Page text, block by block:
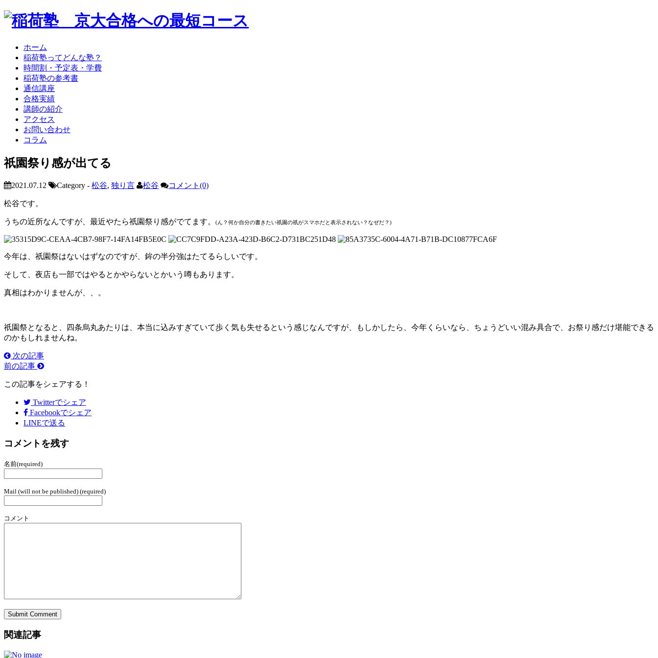
ホーム
稲荷塾ってどんな塾？
時間割・予定表・学費
稲荷塾の参考書
通信講座
合格実績
講師の紹介
アクセス
お問い合わせ
コラム
祇園祭り感が出てる
2021.07.12 Category - 松谷, 独り言 松谷 コメント(0)
松谷です。
うちの近所なんですが、最近やたら祇園祭り感がでてます。 (ん？何か自分の書きたい祇園の祇がスマホだと表示されない？なぜだ？)
今年は、祇園祭はないはずなのですが、鉾の半分強はたてるらしいです。
そして、夜店も一部ではやるとかやらないとかいう噂もあります。
真相はわかりませんが、、。
祇園祭となると、四条烏丸あたりは、本当に込みすぎていて歩く気も失せるという感じなんですが、もしかしたら、今年くらいなら、ちょうどいい混み具合で、お祭り感だけ堪能できる
のかもしれませんね。
次の記事
前の記事
この記事をシェアする！
Twitterでシェア
Facebookでシェア
LINEで送る
コメントを残す
名前(required)
Mail (will not be published) (required)
コメント
関連記事